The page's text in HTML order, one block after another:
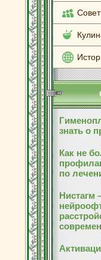
знать о
Как не
по
Нистагм